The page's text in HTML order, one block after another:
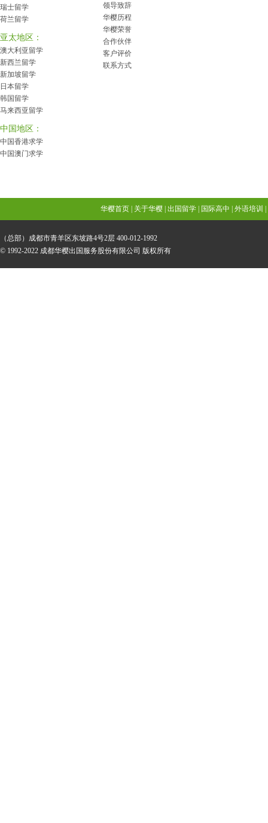
瑞士留学
荷兰留学
亚太地区：
澳大利亚留学
新西兰留学
新加坡留学
日本留学
韩国留学
马来西亚留学
中国地区：
中国香港求学
中国澳门求学
领导致辞
华樱历程
华樱荣誉
合作伙伴
客户评价
联系方式
华樱首页 | 关于华樱 出国留学 国际高中 外语培训
（总部）成都市青羊区东坡路4号2层 400-012-1992
© 1992-2022 成都华樱出国服务股份有限公司 版权所有